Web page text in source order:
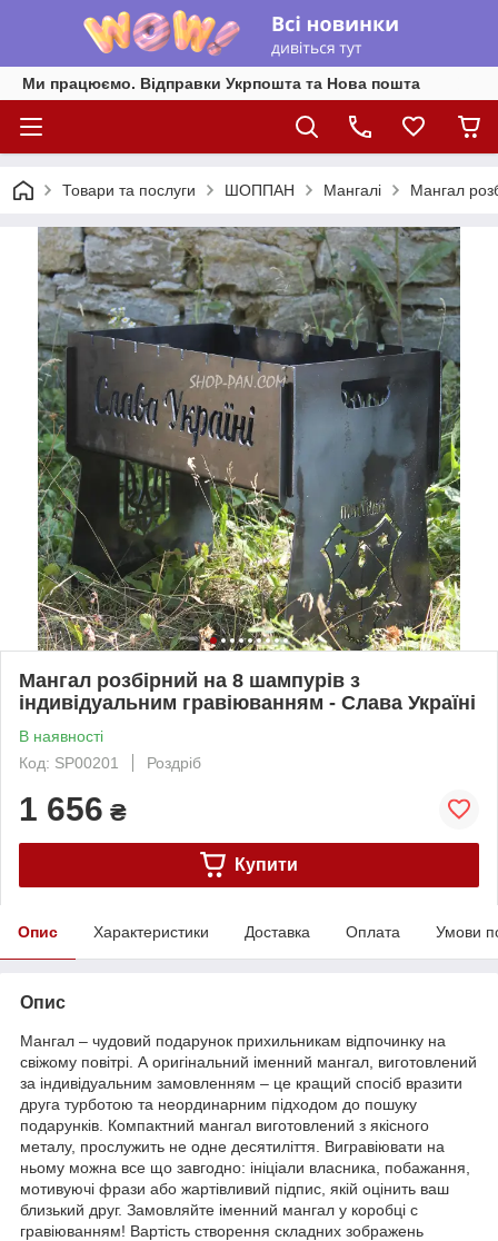
Ми працюємо. Відправки Укрпошта та Нова пошта
Товари та послуги ШОППАН Мангалі Мангал
Мангал розбірний на 8 шампурів з
індивідуальним гравіюванням - Слава Україні
В наявності
Код: SP00201
Роздріб
1 656 ₴
Купити
Опис Характеристики Доставка Оплата Умови
Опис
Мангал – чудовий подарунок прихильникам відпочинку на
свіжому повітрі. А оригінальний іменний мангал, виготовлений
за індивідуальним замовленням – це кращий спосіб вразити
друга турботою та неординарним підходом до пошуку
подарунків. Компактний мангал виготовлений з якісного
металу, прослужить не одне десятиліття. Вигравіювати на
ньому можна все що завгодно: ініціали власника, побажання,
мотивуючі фрази або жартівливий підпис, якій оцінить ваш
близький друг. Замовляйте іменний мангал у коробці с
гравіюванням! Вартість створення складних зображень